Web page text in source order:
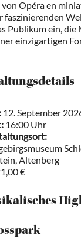
Opéra en
faszinierenden
Publikum ein, die
einzigartigen
12. September
16:00 Uhr
Altenberg
€